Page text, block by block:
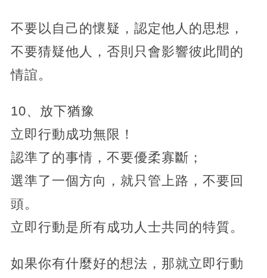
不要以自己的懷疑，認定他人的思想，
不要猜疑他人，否則只會影響彼此間的
情誼。
10、放下猶豫
立即行動成功無限！
認準了的事情，不要優柔寡斷；
選準了一個方向，就只管上路，不要回
頭。
立即行動是所有成功人士共同的特質。
如果你有什麼好的想法，那就立即行動